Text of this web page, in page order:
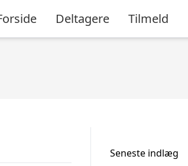
Deltagere Tilmeld
Seneste indlæg